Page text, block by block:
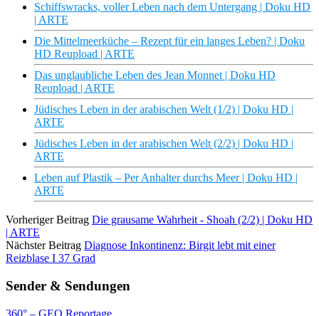
Schiffswracks, voller Leben nach dem Untergang | Doku HD
| ARTE
Die Mittelmeerküche – Rezept für ein langes Leben? | Doku
HD Reupload | ARTE
Das unglaubliche Leben des Jean Monnet | Doku HD
Reupload | ARTE
Jüdisches Leben in der arabischen Welt (1/2) | Doku HD |
ARTE
Jüdisches Leben in der arabischen Welt (2/2) | Doku HD |
ARTE
Leben auf Plastik – Per Anhalter durchs Meer | Doku HD |
ARTE
Vorheriger Beitrag Die grausame Wahrheit - Shoah (2/2) | Doku HD
| ARTE
Nächster Beitrag Diagnose Inkontinenz: Birgit lebt mit einer
Reizblase I 37 Grad
Sender & Sendungen
360° – GEO Reportage